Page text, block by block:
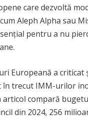
care dezvoltă
Aleph Alpha sau
pentru a nu
Europeană a criticat
în trecut IMM-urilor
articol compară
din 2024, 256